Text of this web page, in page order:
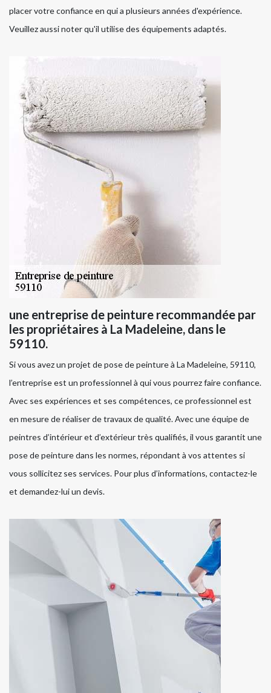
placer votre confiance en qui a plusieurs années d'expérience.
Veuillez aussi noter qu'il utilise des équipements adaptés.
une entreprise de peinture recommandée par
les propriétaires à La Madeleine, dans le
59110.
Si vous avez un projet de pose de peinture à La Madeleine, 59110,
l’entreprise est un professionnel à qui vous pourrez faire confiance.
Avec ses expériences et ses compétences, ce professionnel est
en mesure de réaliser de travaux de qualité. Avec une équipe de
peintres d’intérieur et d’extérieur très qualifiés, il vous garantit une
pose de peinture dans les normes, répondant à vos attentes si
vous sollicitez ses services. Pour plus d’informations, contactez-le
et demandez-lui un devis.